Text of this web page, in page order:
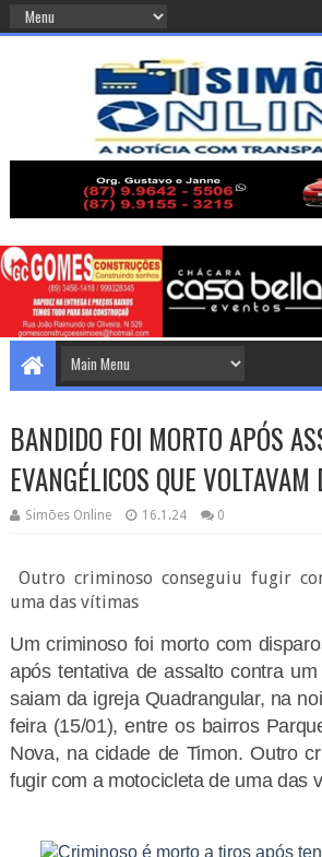
BANDIDO FOI MORTO APÓS
EVANGÉLICOS QUE VOLTAVAM
Simões Online 16.1.24 0
Outro criminoso conseguiu fugir
uma das vítimas
Um criminoso foi morto com
após tentativa de assalto contra
saiam da igreja Quadrangular, na
feira (15/01), entre os bairros
Nova, na cidade de Timon. Outro
fugir com a motocicleta de uma das